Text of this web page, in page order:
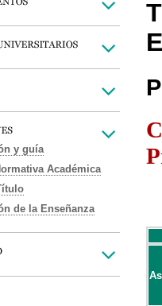
y guía
Académica
de la Enseñanza